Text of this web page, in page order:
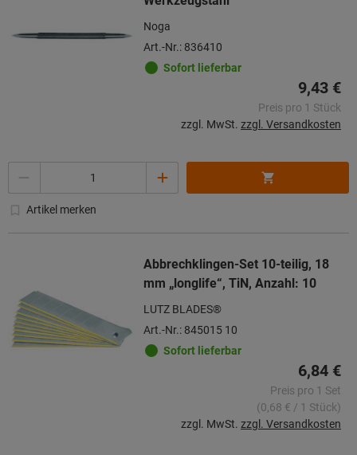
Noga
Art.-Nr.: 836410
Sofort lieferbar
9,43 €
Preis pro 1 Stück
zzgl. MwSt. zzgl. Versandkosten
Artikel merken
Abbrechklingen-Set 10-teilig, 18
mm „longlife“, TiN, Anzahl: 10
LUTZ BLADES®
Art.-Nr.: 845015 10
Sofort lieferbar
6,84 €
Preis pro 1 Set
(0,68 € / 1 Stück)
zzgl. MwSt. zzgl. Versandkosten